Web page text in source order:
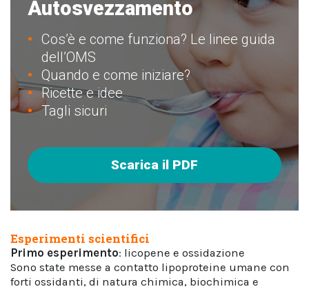
Autosvezzamento
Cos’è e come funziona? Le linee guida
dell’OMS
Quando e come iniziare?
Ricette e idee
Tagli sicuri
Scarica il PDF
Esperimenti scientifici
Primo esperimento: licopene e ossidazione
Sono state messe a contatto lipoproteine umane con
forti ossidanti, di natura chimica, biochimica e